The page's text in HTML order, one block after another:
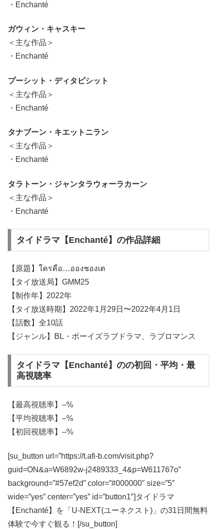
・Enchanté
ガウィン・キャスキー
＜主な作品＞
・Enchanté
プーシット・ディタピシット
＜主な作品＞
・Enchanté
タナブーン・キエットニラン
＜主な作品＞
・Enchanté
タラトーン・ジャンタラウォーラカーン
＜主な作品＞
・Enchanté
タイドラマ【Enchanté】の作品詳細
【原題】ใครคือ…อองชองเต
【タイ放送局】GMM25
【制作年】2022年
【タイ放送時期】2022年1月29日〜2022年4月1日
【話数】全10話
【ジャンル】BL・ボーイズラブドラマ、ラブロマンス
タイドラマ【Enchanté】のの初回・平均・最
高視聴率
【最高視聴率】–%
【平均視聴率】–%
【初回視聴率】–%
[su_button url=”https://t.afi-b.com/visit.php?
guid=ON&a=W6892w-j2489333_4&p=W611767o”
background=”#57ef2d” color=”#000000″ size=”5″
wide=”yes” center=”yes” id=”button1″]タイドラマ
【Enchanté】を「U-NEXT(ユーネクスト)」の31日間無料
体験で今すぐ観る！[/su_button]